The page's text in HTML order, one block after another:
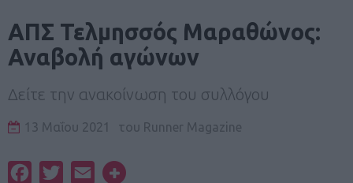
ΑΠΣ Τελμησσός Μαραθώνος:
Αναβολή αγώνων
Δείτε την ανακοίνωση του συλλόγου
13 Μαΐου 2021 του Runner Magazine
FacebookTwitterEmail